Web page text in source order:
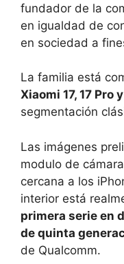
fundador de la
en igualdad de
en sociedad a
La familia está
Xiaomi 17, 17 Pro
segmentación
Las imágenes
modulo de
cercana a los
interior está
primera serie en
de quinta
de Qualcomm.